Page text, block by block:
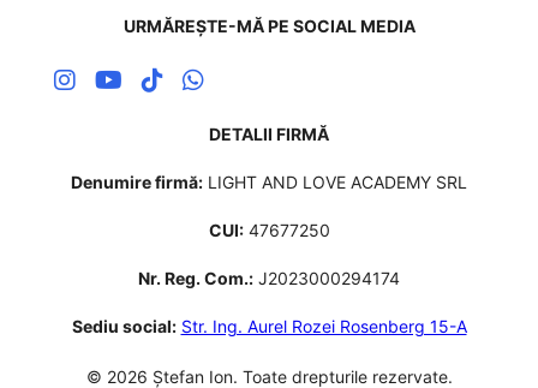
URMĂREȘTE-MĂ PE SOCIAL MEDIA
DETALII FIRMĂ
Denumire firmă: LIGHT AND LOVE ACADEMY SRL
CUI:47677250
Nr. Reg. Com.: J2023000294174
Sediu social: Str. Ing. Aurel Rozei Rosenberg 15-A
© 2026 Ștefan Ion. Toate drepturile rezervate.